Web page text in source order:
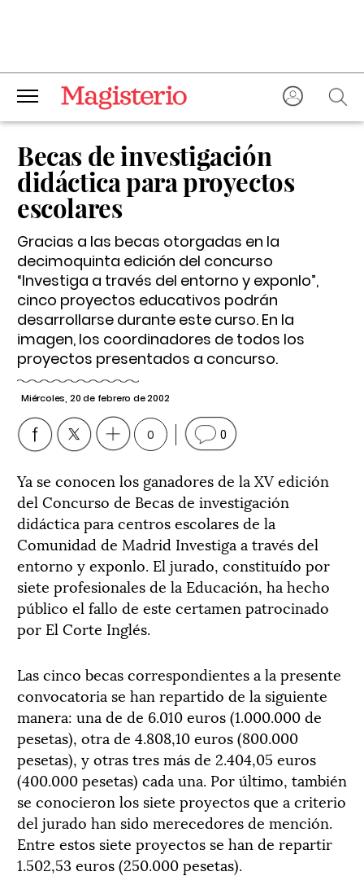
Becas de investigación
didáctica para proyectos
escolares
Gracias a las becas otorgadas en la
decimoquinta edición del concurso
“Investiga a través del entorno y exponlo”,
cinco proyectos educativos podrán
desarrollarse durante este curso. En la
imagen, los coordinadores de todos los
proyectos presentados a concurso.
Miércoles, 20 de febrero de 2002
0 0
Ya se conocen los ganadores de la XV edición
del Concurso de Becas de investigación
didáctica para centros escolares de la
Comunidad de Madrid Investiga a través del
entorno y exponlo. El jurado, constituído por
siete profesionales de la Educación, ha hecho
público el fallo de este certamen patrocinado
por El Corte Inglés.
Las cinco becas correspondientes a la presente
convocatoria se han repartido de la siguiente
manera: una de de 6.010 euros (1.000.000 de
pesetas), otra de 4.808,10 euros (800.000
pesetas), y otras tres más de 2.404,05 euros
(400.000 pesetas) cada una. Por último, también
se conocieron los siete proyectos que a criterio
del jurado han sido merecedores de mención.
Entre estos siete proyectos se han de repartir
1.502,53 euros (250.000 pesetas).